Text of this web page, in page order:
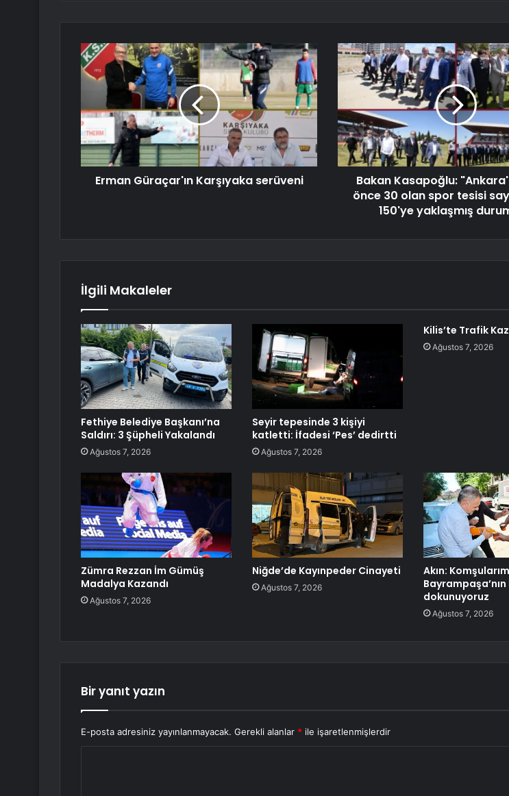
Erman Güraçar'ın Karşıyaka serüveni
Bakan Kasapoğlu:
önce 30 olan spor tesisi
150'ye yaklaşmış
İlgili Makaleler
Fethiye Belediye Başkanı’na
Saldırı: 3 Şüpheli Yakalandı
Ağustos 7, 2026
Seyir tepesinde 3 kişiyi
katletti: İfadesi ‘Pes’ dedirtti
Ağustos 7, 2026
Kilis’te Trafik
Ağustos 7, 2026
Zümra Rezzan İm Gümüş
Madalya Kazandı
Ağustos 7, 2026
Niğde’de Kayınpeder Cinayeti
Ağustos 7, 2026
Akın:
dokunuyoruz
Ağustos 7, 2026
Bir yanıt yazın
E-posta adresiniz yayınlanmayacak. Gerekli alanlar * ile işaretlenmişlerdir